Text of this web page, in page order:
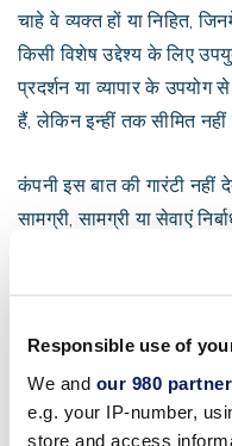
Responsible use of
We and our 980
e.g. your IP-number,
store and access
चाहे वे व्यक्त हों या निहित,
किसी विशेष उद्देश्य के लिए
प्रदर्शन या व्यापार के उपयोग
हैं, लेकिन इन्हीं तक सीमित
कंपनी इस बात की गारंटी नहीं
सामग्री, सामग्री या सेवाएं
को ठीक किया जाएगा; कि
वायरस या अन्य हानिकारक
अपेक्षाओं को पूरा करेंगी।
इस वेबसाइट पर मौजूद संदेश,